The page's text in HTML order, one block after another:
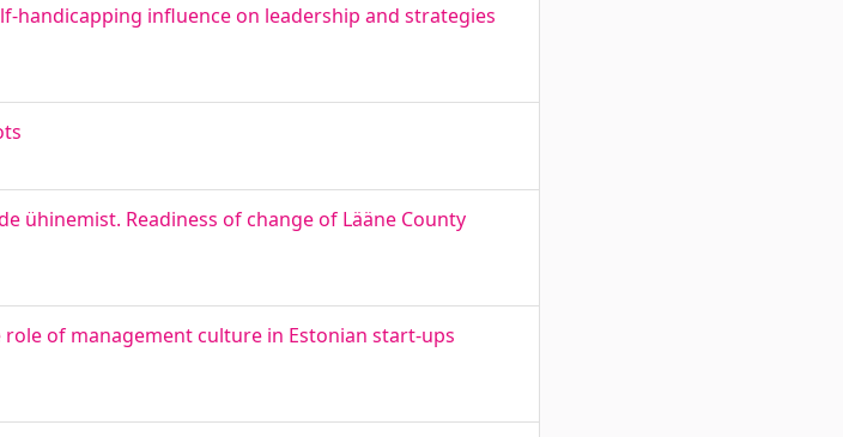
handicapping influence on leadership and strategies
ühinemist. Readiness of change of Lääne County
of management culture in Estonian start-ups